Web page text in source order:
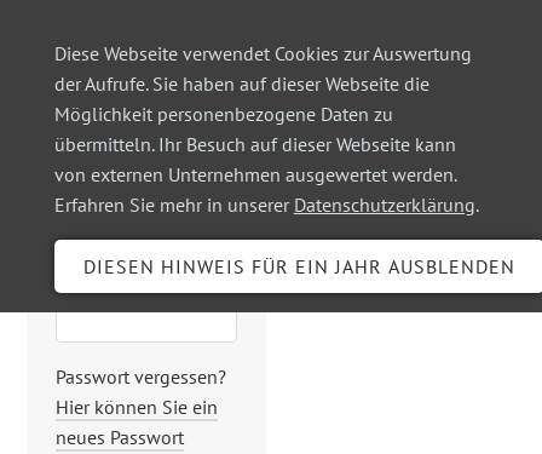
Diese Webseite verwendet Cookies zur Auswertung
der Aufrufe. Sie haben auf dieser Webseite die
Möglichkeit personenbezogene Daten zu
übermitteln. Ihr Besuch auf dieser Webseite kann
von externen Unternehmen ausgewertet werden.
Erfahren Sie mehr in unserer Datenschutzerklärung.
Login
Benutzername
Passwort
Passwort vergessen?
Hier können Sie ein
neues Passwort